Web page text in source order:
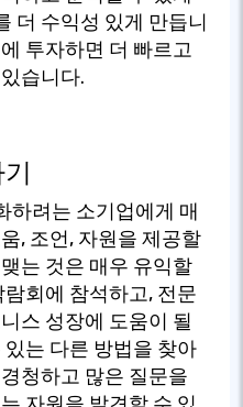
더 수익성 있게 만듭니
투자하면 더 빠르고
습니다.
하려는 소기업에게 매
, 조언, 자원을 제공할
는 것은 매우 유익할
회에 참석하고, 전문
스 성장에 도움이 될
는 다른 방법을 찾아
청하고 많은 질문을